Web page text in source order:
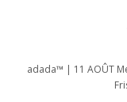
adada™ | 11 AOÛT